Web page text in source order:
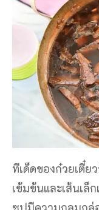
ทีเด็ดของก๋วยเตี๋
เข้มข้นและเส้นเล็